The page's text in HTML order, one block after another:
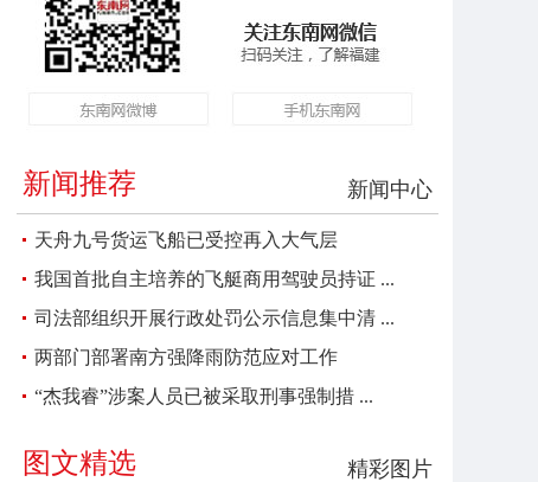
新闻中心
新闻推荐
天舟九号货运飞船已受控再入大气层
我国首批自主培养的飞艇商用驾驶员持证 ...
司法部组织开展行政处罚公示信息集中清 ...
两部门部署南方强降雨防范应对工作
“杰我睿”涉案人员已被采取刑事强制措 ...
精彩图片
图文精选